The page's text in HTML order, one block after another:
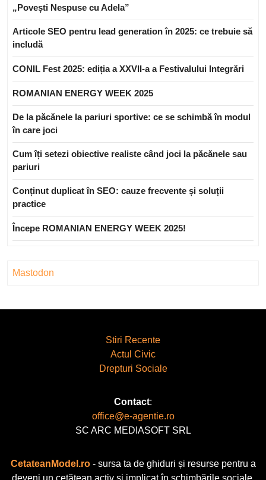
„Povești Nespuse cu Adela”
Articole SEO pentru lead generation în 2025: ce trebuie să
includă
CONIL Fest 2025: ediția a XXVII-a a Festivalului Integrări
ROMANIAN ENERGY WEEK 2025
De la păcănele la pariuri sportive: ce se schimbă în modul
în care joci
Cum îți setezi obiective realiste când joci la păcănele sau
pariuri
Conținut duplicat în SEO: cauze frecvente și soluții
practice
Începe ROMANIAN ENERGY WEEK 2025!
Mastodon
Stiri Recente
Actul Civic
Drepturi Sociale
Contact:
office@e-agentie.ro
SC ARC MEDIASOFT SRL
CetateanModel.ro- sursa ta de ghiduri și resurse pentru a
deveni un cetățean activ și implicat în schimbările sociale.